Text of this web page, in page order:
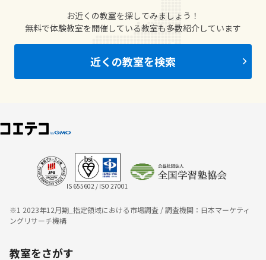
お近くの教室を探してみましょう！
無料で体験教室を開催している教室も多数紹介しています
近くの教室を検索
IS 655602 / ISO 27001
※1 2023年12月期_指定領域における市場調査 / 調査機関：日本マーケティ
ングリサーチ機構
教室をさがす